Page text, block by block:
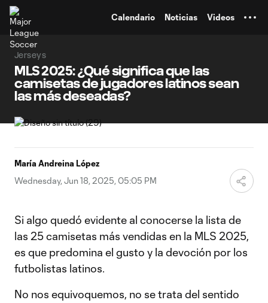
Calendario Noticias Videos
Jerseys
MLS 2025: ¿Qué significa que las
camisetas de jugadores latinos sean
las más deseadas?
María Andreina López
Wednesday, Jun 18, 2025, 05:05 PM
Si algo quedó evidente al conocerse la lista de
las 25 camisetas más vendidas en la MLS 2025,
es que predomina el gusto y la devoción por los
futbolistas latinos.
No nos equivoquemos, no se trata del sentido